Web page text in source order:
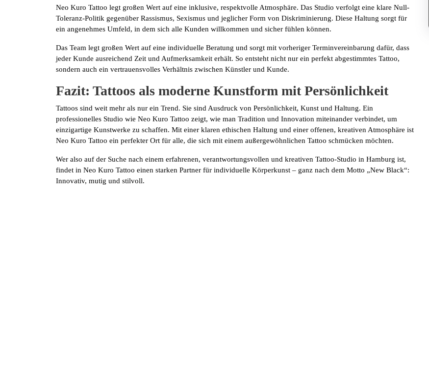
Neo Kuro Tattoo legt großen Wert auf eine inklusive, respektvolle Atmosphäre. Das Studio verfolgt eine klare Null-
Toleranz-Politik gegenüber Rassismus, Sexismus und jeglicher Form von Diskriminierung. Diese Haltung sorgt für
ein angenehmes Umfeld, in dem sich alle Kunden willkommen und sicher fühlen können.
Das Team legt großen Wert auf eine individuelle Beratung und sorgt mit vorheriger Terminvereinbarung dafür, dass
jeder Kunde ausreichend Zeit und Aufmerksamkeit erhält. So entsteht nicht nur ein perfekt abgestimmtes Tattoo,
sondern auch ein vertrauensvolles Verhältnis zwischen Künstler und Kunde.
Fazit: Tattoos als moderne Kunstform mit Persönlichkeit
Tattoos sind weit mehr als nur ein Trend. Sie sind Ausdruck von Persönlichkeit, Kunst und Haltung. Ein
professionelles Studio wie Neo Kuro Tattoo zeigt, wie man Tradition und Innovation miteinander verbindet, um
einzigartige Kunstwerke zu schaffen. Mit einer klaren ethischen Haltung und einer offenen, kreativen Atmosphäre ist
Neo Kuro Tattoo ein perfekter Ort für alle, die sich mit einem außergewöhnlichen Tattoo schmücken möchten.
Wer also auf der Suche nach einem erfahrenen, verantwortungsvollen und kreativen Tattoo-Studio in Hamburg ist,
findet in Neo Kuro Tattoo einen starken Partner für individuelle Körperkunst – ganz nach dem Motto „New Black“:
Innovativ, mutig und stilvoll.